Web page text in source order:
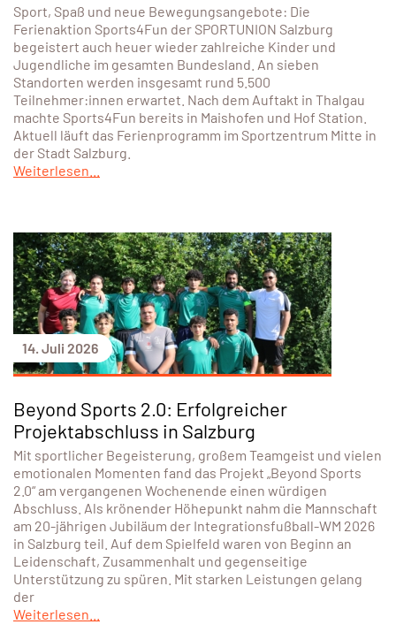
Sport, Spaß und neue Bewegungsangebote: Die
Ferienaktion Sports4Fun der SPORTUNION Salzburg
begeistert auch heuer wieder zahlreiche Kinder und
Jugendliche im gesamten Bundesland. An sieben
Standorten werden insgesamt rund 5.500
Teilnehmer:innen erwartet. Nach dem Auftakt in Thalgau
machte Sports4Fun bereits in Maishofen und Hof Station.
Aktuell läuft das Ferienprogramm im Sportzentrum Mitte in
der Stadt Salzburg.
Weiterlesen...
14. Juli 2026
Beyond Sports 2.0: Erfolgreicher
Projektabschluss in Salzburg
Mit sportlicher Begeisterung, großem Teamgeist und vielen
emotionalen Momenten fand das Projekt „Beyond Sports
2.0“ am vergangenen Wochenende einen würdigen
Abschluss. Als krönender Höhepunkt nahm die Mannschaft
am 20-jährigen Jubiläum der Integrationsfußball-WM 2026
in Salzburg teil. Auf dem Spielfeld waren von Beginn an
Leidenschaft, Zusammenhalt und gegenseitige
Unterstützung zu spüren. Mit starken Leistungen gelang
der
Weiterlesen...